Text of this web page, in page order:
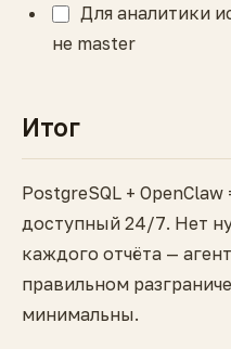
Для аналитики
не master
Итог
PostgreSQL +
доступный 24/7. Нет
каждого отчёта —
правильном
минимальны.